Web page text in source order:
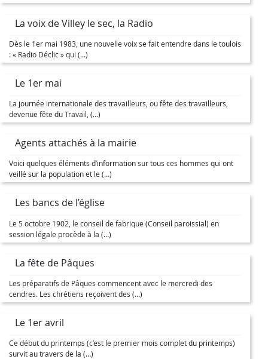
La voix de Villey le sec, la Radio
Dès le 1er mai 1983, une nouvelle voix se fait entendre dans le toulois
: « Radio Déclic » qui (…)
Le 1er mai
La journée internationale des travailleurs, ou fête des travailleurs,
devenue fête du Travail, (…)
Agents attachés à la mairie
Voici quelques éléments d’information sur tous ces hommes qui ont
veillé sur la population et le (…)
Les bancs de l’église
Le 5 octobre 1902, le conseil de fabrique (Conseil paroissial) en
session légale procède à la (…)
La fête de Pâques
Les préparatifs de Pâques commencent avec le mercredi des
cendres. Les chrétiens reçoivent des (…)
Le 1er avril
Ce début du printemps (c’est le premier mois complet du printemps)
survit au travers de la (…)